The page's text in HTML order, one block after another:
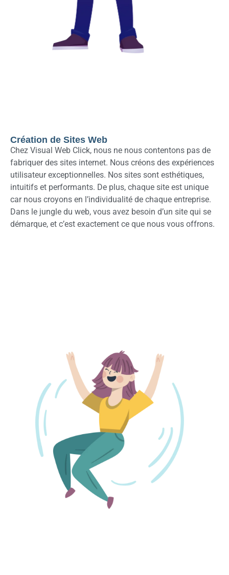
Création de Sites Web
Chez Visual Web Click, nous ne nous contentons pas de
fabriquer des sites internet. Nous créons des expériences
utilisateur exceptionnelles. Nos sites sont esthétiques,
intuitifs et performants. De plus, chaque site est unique
car nous croyons en l’individualité de chaque entreprise.
Dans le jungle du web, vous avez besoin d’un site qui se
démarque, et c’est exactement ce que nous vous offrons.